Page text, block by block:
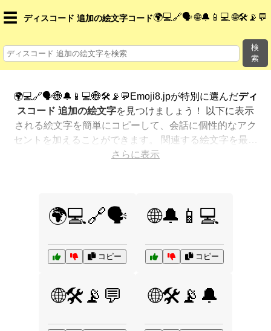
☰ ディスコード 追加の絵文字コード 🌍💻🔗🗣️ 🌐🔔📱💻 🌐🛠️📡💬
検
索
🌍💻🔗🗣️🌐🔔📱💻🌐🛠️📡💬Emoji8.jpが特別に選んだディ
スコード 追加の絵文字を見つけましょう！ 以下に表示
される絵文字を簡単にコピーして、会話に個性的なアク
セントを加えることができます。 関連する絵文字を最も
人気のある順に表示しました。さらに多くのオプション
さらに表示
🌍💻🔗🗣️
コピー
🌐🔔📱💻
コピー
🌐🛠️📡💬 🌐🛠️📡🔔